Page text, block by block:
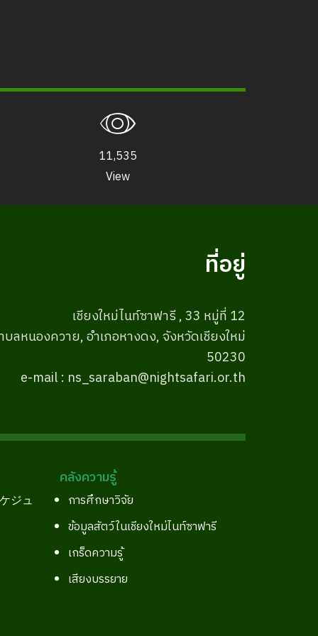
11,535
View
ที่อยู่
เชียงใหม่ไนท์ซาฟารี , 33 หมู่ที่ 12
บลหนองควาย, อำเภอหางดง, จังหวัดเชียงใหม่
50230
e-mail : ns_saraban@nightsafari.or.th
ジュ
คลังความรู้
การศึกษาวิจัย
ข้อมูลสัตว์ในเชียงใหม่ไนท์ซาฟารี
เกร็ดความรู้
เสียงบรรยาย